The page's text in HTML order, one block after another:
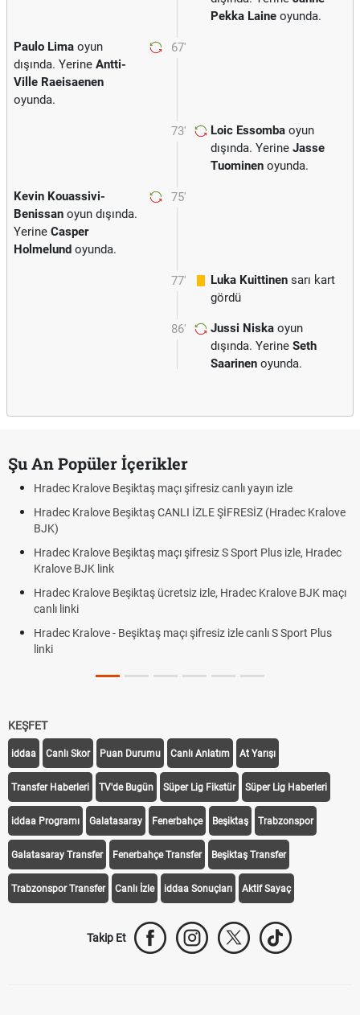
Pekka Laine oyunda.
67'
Paulo Lima oyun
dışında. Yerine Antti-
Ville Raeisaenen
oyunda.
73' Loic Essomba oyun
dışında. Yerine Jasse
Tuominen oyunda.
75'
Kevin Kouassivi-
Benissan oyun dışında.
Yerine Casper
Holmelund oyunda.
77' Luka Kuittinen sarı kart
gördü
86' Jussi Niska oyun
dışında. Yerine Seth
Saarinen oyunda.
Şu An Popüler İçerikler
Hradec Kralove Beşiktaş maçı şifresiz canlı yayın izle
Hradec Kralove Beşiktaş CANLI İZLE ŞİFRESİZ (Hradec Kralove
BJK)
Hradec Kralove Beşiktaş maçı şifresiz S Sport Plus izle, Hradec
Kralove BJK link
Hradec Kralove Beşiktaş ücretsiz izle, Hradec Kralove BJK maçı
canlı linki
Hradec Kralove - Beşiktaş maçı şifresiz izle canlı S Sport Plus
linki
KEŞFET
iddaa Canlı Skor Puan Durumu Canlı Anlatım At Yarışı
Transfer Haberleri TV'de Bugün Süper Lig Fikstür Süper Lig Haberleri
iddaa Programı Galatasaray Fenerbahçe Beşiktaş Trabzonspor
Galatasaray Transfer Fenerbahçe Transfer Beşiktaş Transfer
Trabzonspor Transfer Canlı İzle iddaa Sonuçları Aktif Sayaç
Takip Et